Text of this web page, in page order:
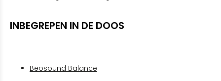
INBEGREPEN IN DE DOOS
Beosound Balance